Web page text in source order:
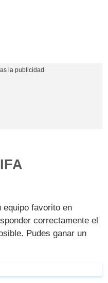
equipo favorito en
correctamente el
Pudes ganar un